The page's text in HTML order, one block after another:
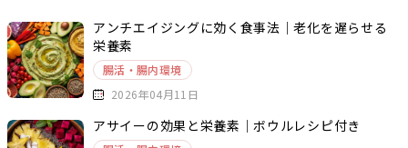
アンチエイジングに効く食事法｜老化を遅らせる
栄養素
腸活・腸内環境
2026年04月11日
アサイーの効果と栄養素｜ボウルレシピ付き